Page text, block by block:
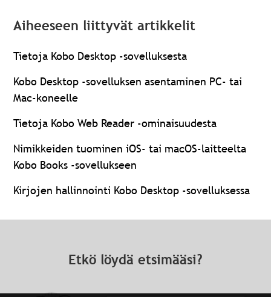
Aiheeseen liittyvät artikkelit
Tietoja Kobo Desktop -sovelluksesta
Kobo Desktop -sovelluksen asentaminen PC- tai
Mac-koneelle
Tietoja Kobo Web Reader -ominaisuudesta
Nimikkeiden tuominen iOS- tai macOS-laitteelta
Kobo Books -sovellukseen
Kirjojen hallinnointi Kobo Desktop ‑sovelluksessa
Etkö löydä etsimääsi?